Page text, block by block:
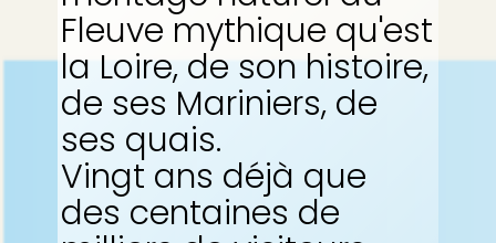
Fleuve mythique qu'est
la Loire, de son histoire,
de ses Mariniers, de
ses quais.
Vingt ans déjà que
des centaines de